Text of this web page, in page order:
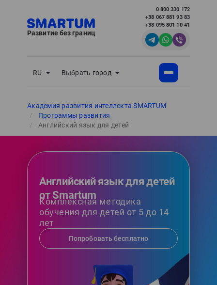
Развитие без границ
RU Выбрать город
0 800 330 172
+38 067 881 93 83
+38 095 801 10 41
Академия развития интеллекта SMARTUM
Программы развития
Английский язык для детей
Английский язык для детей
от Smartum
Комплексная методика
обучения для детей от 5 до 14
лет
Попробовать бесплатно